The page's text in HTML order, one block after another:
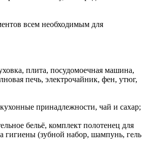
всем необходимым для
плита, посудомоечная машина,
печь, электрочайник, фен, утюг,
принадлежности, чай и сахар;
бельё, комплект полотенец для
гигиены (зубной набор, шампунь, гель